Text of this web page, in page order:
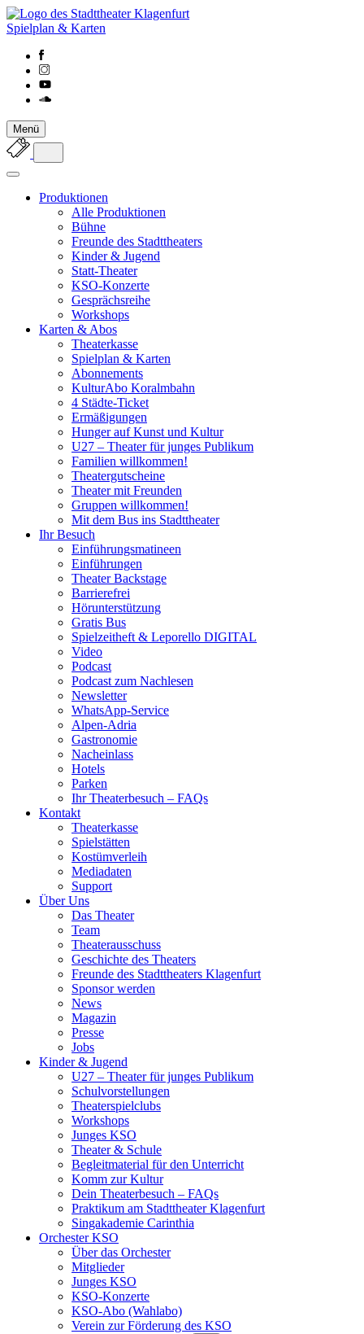
Spielplan & Karten
Menü
Produktionen
Alle Produktionen
Bühne
Freunde des Stadttheaters
Kinder & Jugend
Statt-Theater
KSO-Konzerte
Gesprächsreihe
Workshops
Karten & Abos
Theaterkasse
Spielplan & Karten
Abonnements
KulturAbo Koralmbahn
4 Städte-Ticket
Ermäßigungen
Hunger auf Kunst und Kultur
U27 – Theater für junges Publikum
Familien willkommen!
Theatergutscheine
Theater mit Freunden
Gruppen willkommen!
Mit dem Bus ins Stadttheater
Ihr Besuch
Einführungsmatineen
Einführungen
Theater Backstage
Barrierefrei
Hörunterstützung
Gratis Bus
Spielzeitheft & Leporello DIGITAL
Video
Podcast
Podcast zum Nachlesen
Newsletter
WhatsApp-Service
Alpen-Adria
Gastronomie
Nacheinlass
Hotels
Parken
Ihr Theaterbesuch – FAQs
Kontakt
Theaterkasse
Spielstätten
Kostümverleih
Mediadaten
Support
Über Uns
Das Theater
Team
Theaterausschuss
Geschichte des Theaters
Freunde des Stadttheaters Klagenfurt
Sponsor werden
News
Magazin
Presse
Jobs
Kinder & Jugend
U27 – Theater für junges Publikum
Schulvorstellungen
Theaterspielclubs
Workshops
Junges KSO
Theater & Schule
Begleitmaterial für den Unterricht
Komm zur Kultur
Dein Theaterbesuch – FAQs
Praktikum am Stadttheater Klagenfurt
Singakademie Carinthia
Orchester KSO
Über das Orchester
Mitglieder
Junges KSO
KSO-Konzerte
KSO-Abo (Wahlabo)
Verein zur Förderung des KSO